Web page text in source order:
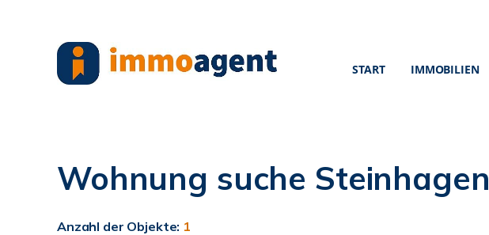
START IMMOBILIEN
Wohnung suche Steinhagen
Anzahl der Objekte: 1